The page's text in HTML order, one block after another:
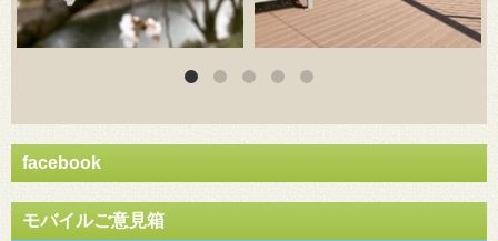
facebook
モバイルご意見箱